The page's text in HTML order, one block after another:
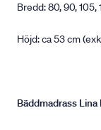
Bredd: 80, 90, 105,
Höjd: ca 53 cm
Bäddmadrass Lina